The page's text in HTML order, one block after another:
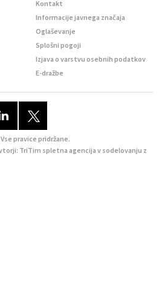
Kontakt
Informacije javnega značaja
Oglaševanje
Splošni pogoji
Izjava o varstvu osebnih podatkov
E-dražbe
pravice pridržane.
TriTim spletna agencija v sodelovanju z